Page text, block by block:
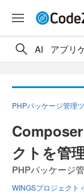
AI アプリ
PHPパッケージ管理
クトを管
PHPパッケージ
WINGSプロジェク